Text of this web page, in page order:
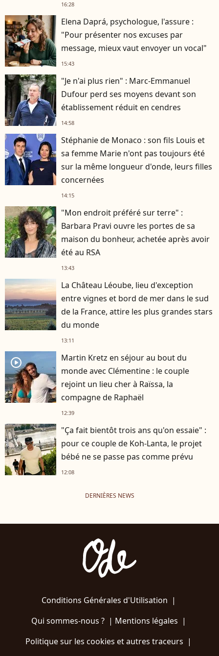
16:28
Elena Daprá, psychologue, l'assure :
"Pour présenter nos excuses par
message, mieux vaut envoyer un vocal"
15:43
"Je n'ai plus rien" : Marc-Emmanuel
Dufour perd ses moyens devant son
établissement réduit en cendres
14:58
Stéphanie de Monaco : son fils Louis et
sa femme Marie n'ont pas toujours été
sur la même longueur d'onde, leurs filles
concernées
14:15
"Mon endroit préféré sur terre" :
Barbara Pravi ouvre les portes de sa
maison du bonheur, achetée après avoir
été au RSA
13:43
La Château Léoube, lieu d'exception
entre vignes et bord de mer dans le sud
de la France, attire les plus grandes stars
du monde
13:11
player2
Martin Kretz en séjour au bout du
monde avec Clémentine : le couple
rejoint un lieu cher à Raïssa, la
compagne de Raphaël
12:39
"Ça fait bientôt trois ans qu'on essaie" :
pour ce couple de Koh-Lanta, le projet
bébé ne se passe pas comme prévu
12:08
DERNIÈRES NEWS
Conditions Générales d'Utilisation |
Qui sommes-nous ?| Mentions légales |
Politique sur les cookies et autres traceurs |